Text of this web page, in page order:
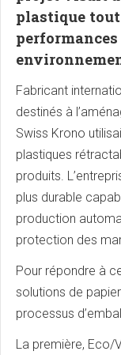
plastique
Fabricant
destinés à
Swiss Krono
plastiques
produits.
plus durable
production
protection des
Pour répondre à
solutions de
processus
La première, Eco/